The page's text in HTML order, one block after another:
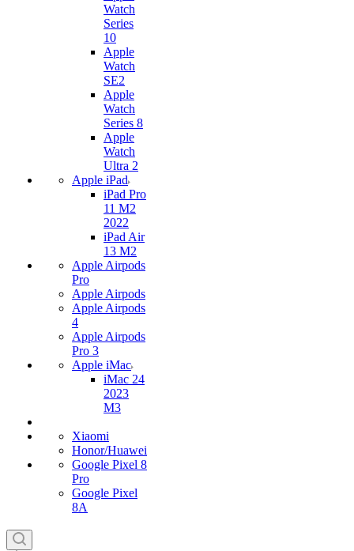
Watch
Series
10
Apple
Watch
SE2
Apple
Watch
Series 8
Apple
Watch
Ultra 2
Apple iPad
iPad Pro
11 M2
2022
iPad Air
13 M2
Apple Airpods
Pro
Apple Airpods
Apple Airpods
4
Apple Airpods
Pro 3
Apple iMac
iMac 24
2023
M3
Xiaomi
Honor/Huawei
Google Pixel 8
Pro
Google Pixel
8A